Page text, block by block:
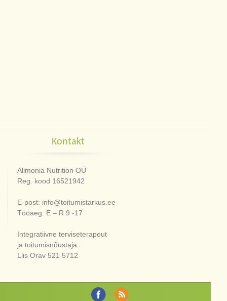
Kontakt
Alimonia Nutrition OÜ
Reg. kood 16521942
E-post: info@toitumistarkus.ee
Tööaeg: E – R 9 -17
Integratiivne terviseterapeut
ja toitumisnõustaja:
Liis Orav 521 5712